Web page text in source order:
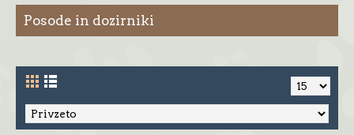
Posode in dozirniki